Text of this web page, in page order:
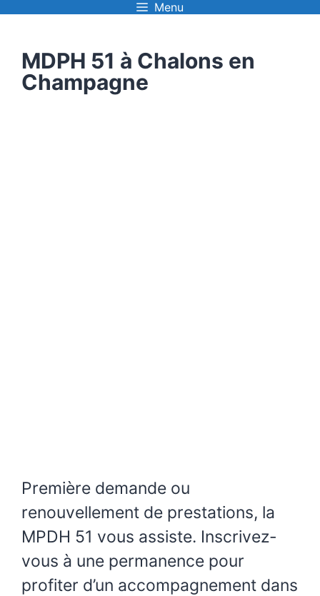
Aller
contenu
Menu
MDPH 51 à Chalons en
Champagne
Première demande ou
renouvellement de prestations, la
MPDH 51 vous assiste. Inscrivez-
vous à une permanence pour
profiter d’un accompagnement dans